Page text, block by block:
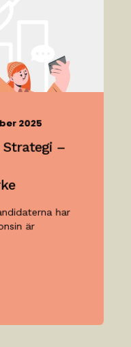
2025
–
har
är